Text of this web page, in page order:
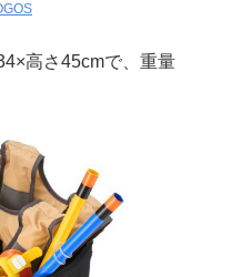
高さ45cmで、重量